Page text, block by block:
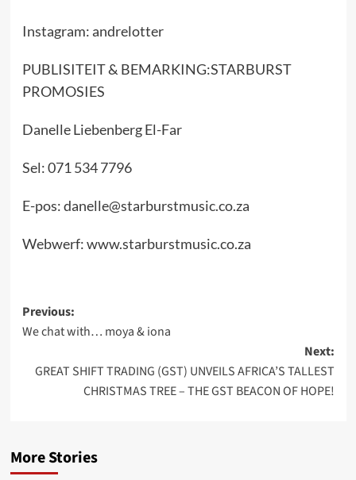
Instagram: andrelotter
PUBLISITEIT & BEMARKING:STARBURST
PROMOSIES
Danelle Liebenberg El-Far
Sel: 071 534 7796
E-pos: danelle@starburstmusic.co.za
Webwerf: www.starburstmusic.co.za
Post
navigation
Previous:
We chat with… moya & iona
Next:
GREAT SHIFT TRADING (GST) UNVEILS AFRICA’S TALLEST
CHRISTMAS TREE – THE GST BEACON OF HOPE!
More Stories